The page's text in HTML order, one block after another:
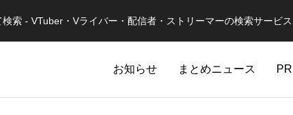
索 - VTuber・Vライバー・配信者・ストリーマーの検索サービス
お知らせ まとめニュース PR